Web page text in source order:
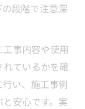
段階で注意深
事内容や使用
ているかを確
い、施工事例
安心です。実